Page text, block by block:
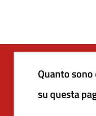
Quanto
su questa